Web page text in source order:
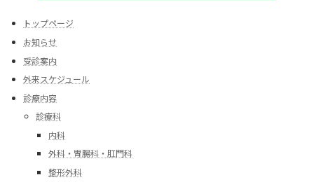
トップページ
お知らせ
受診案内
外来スケジュール
診療内容
診療科
内科
外科・胃腸科・肛門科
整形外科